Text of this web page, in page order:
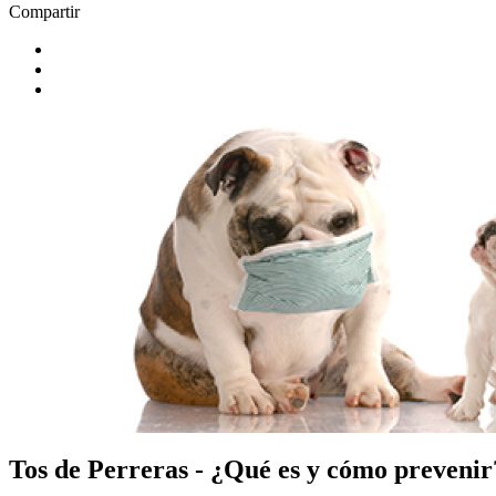
Compartir
Tos de Perreras - ¿Qué es y cómo